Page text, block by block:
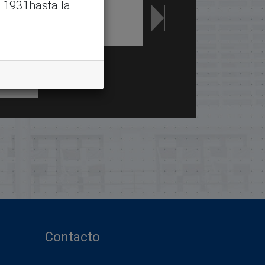
Contacto
la